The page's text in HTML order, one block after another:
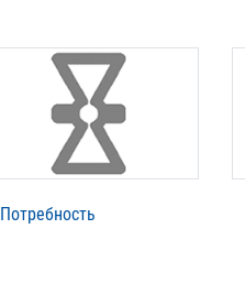
Потребность